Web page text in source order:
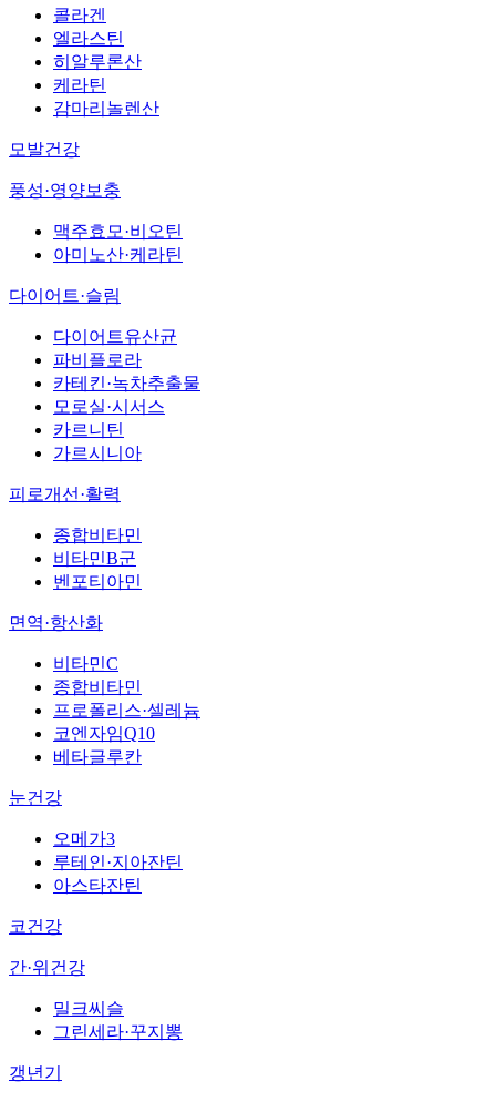
콜라겐
엘라스틴
히알루론산
케라틴
감마리놀렌산
모발건강
풍성·영양보충
맥주효모·비오틴
아미노산·케라틴
다이어트·슬림
다이어트유산균
파비플로라
카테킨·녹차추출물
모로실·시서스
카르니틴
가르시니아
피로개선·활력
종합비타민
비타민B군
벤포티아민
면역·항산화
비타민C
종합비타민
프로폴리스·셀레늄
코엔자임Q10
베타글루칸
눈건강
오메가3
루테인·지아잔틴
아스타잔틴
코건강
간·위건강
밀크씨슬
그린세라·꾸지뽕
갱년기